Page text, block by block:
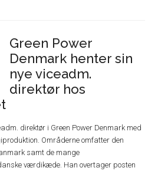
Green Power
Denmark henter sin
nye viceadm.
direktør hos
direktør i Green Power Denmark med
Områderne omfatter den
samt de mange
værdikæde. Han overtager posten